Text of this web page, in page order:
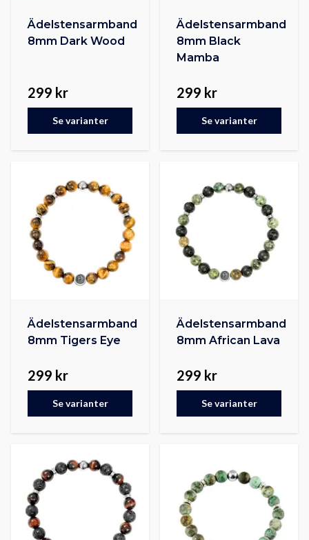
Ädelstensarmband
8mm Dark Wood
299 kr
Se varianter
Ädelstensarmband
8mm Black
Mamba
299 kr
Se varianter
Ädelstensarmband
8mm Tigers Eye
299 kr
Se varianter
Ädelstensarmband
8mm African Lava
299 kr
Se varianter